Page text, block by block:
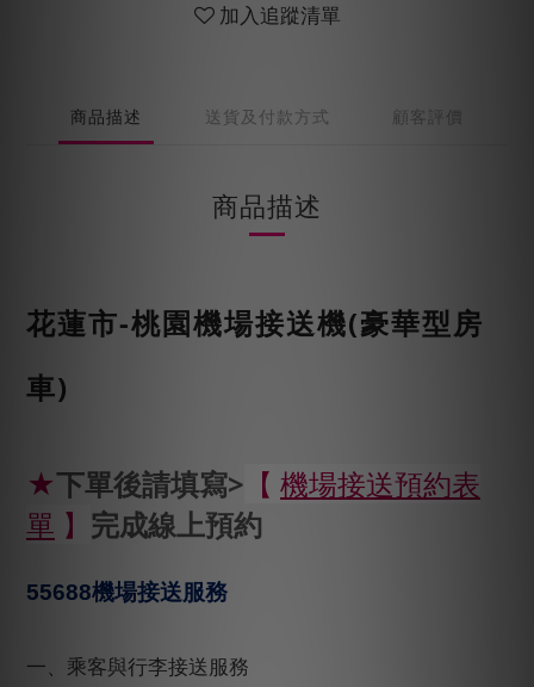
加入追蹤清單
商品描述 送貨及付款方式 顧客評價
商品描述
花蓮市-桃園機場接送機(豪華型房
車)
★下單後請填寫> 【 機場接送預約表
單 】 完成線上預約
55688機場接送服務
一、乘客與行李接送服務